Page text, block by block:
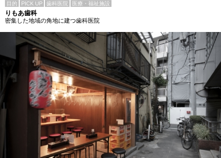
目的 PICK UP 歯科医院 医療・福祉施設
りもあ歯科
密集した地域の角地に建つ歯科医院